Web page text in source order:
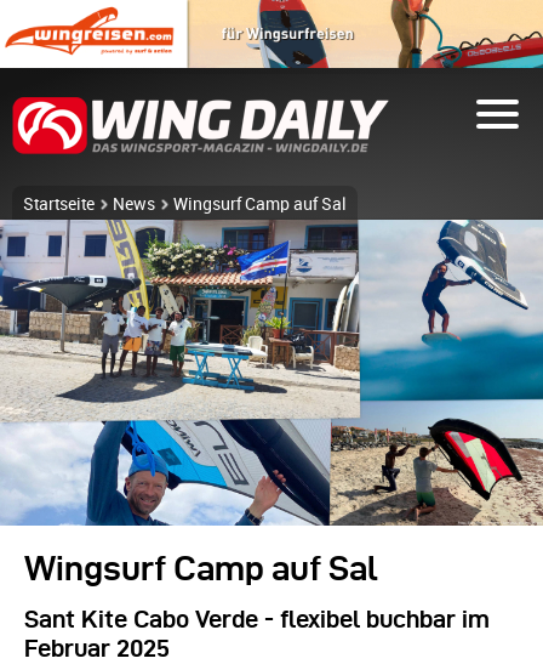
Startseite News Wingsurf Camp auf Sal
Wingsurf Camp auf Sal
Sant Kite Cabo Verde - flexibel buchbar im
Februar 2025